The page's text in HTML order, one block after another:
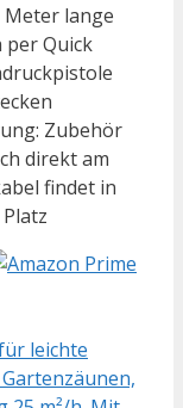
Meter lange
per Quick
Zubehör
direkt am
findet in